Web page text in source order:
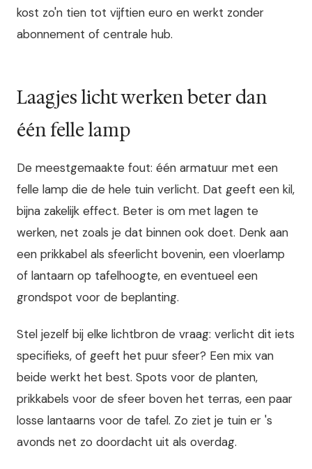
kost zo'n tien tot vijftien euro en werkt zonder
abonnement of centrale hub.
Laagjes licht werken beter dan
één felle lamp
De meestgemaakte fout: één armatuur met een
felle lamp die de hele tuin verlicht. Dat geeft een kil,
bijna zakelijk effect. Beter is om met lagen te
werken, net zoals je dat binnen ook doet. Denk aan
een prikkabel als sfeerlicht bovenin, een vloerlamp
of lantaarn op tafelhoogte, en eventueel een
grondspot voor de beplanting.
Stel jezelf bij elke lichtbron de vraag: verlicht dit iets
specifieks, of geeft het puur sfeer? Een mix van
beide werkt het best. Spots voor de planten,
prikkabels voor de sfeer boven het terras, een paar
losse lantaarns voor de tafel. Zo ziet je tuin er 's
avonds net zo doordacht uit als overdag.